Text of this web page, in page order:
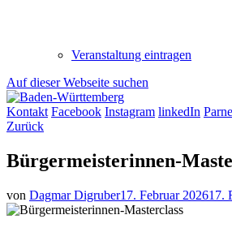
Veranstaltung eintragen
Auf dieser Webseite suchen
Kontakt Facebook Instagram linkedIn
Zurück
Bürgermeisterinnen-
von Dagmar Digruber17. Februar 202617.